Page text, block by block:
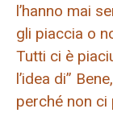
l’hanno mai
gli piaccia o
Tutti ci è
l’idea di”
perché non ci